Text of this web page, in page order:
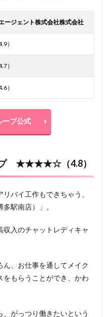
ージェント株式会社株式会社
）
）
）
ープ公式
プ ★★★★☆（4.8）
バイ工作もできちゃう、
駅南店）」。
入のチャットレディキャ
ん、お仕事を通してメイク
もらうことができ、かわ
がっつり働きたいという